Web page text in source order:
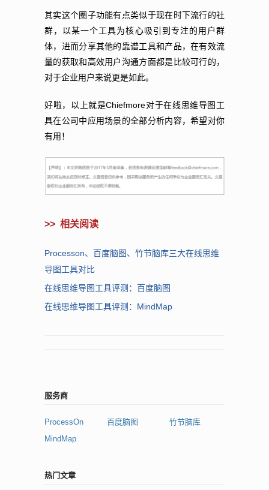
其实这个圈子功能有点类似于现在时下流行的社
群，以某一个工具为核心吸引到专注的用户群
体，进而分享其他的靠谱工具和产品，在有效流
量的获取和高效用户沟通方面都是比较可行的，
对于企业用户来说更是如此。
好啦，以上就是Chiefmore对于在线思维导图工
具在公司中应用场景的全部分析内容，希望对你
有用！
>> 相关阅读
Processon、百度脑图、竹节脑库三大在线思维
导图工具对比
在线思维导图工具评测：百度脑图
在线思维导图工具评测：MindMap
服务商
ProcessOn 百度脑图
竹节脑库
MindMap
热门文章